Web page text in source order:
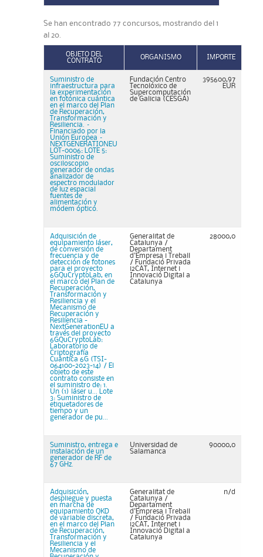
Se han encontrado 77 concursos, mostrando del 1
al 20.
OBJETO DEL
CONTRATO
ORGANISMO IMPORTE
Suministro de
infraestructura para
la experimentación
en fotónica cuántica
en el marco del Plan
de Recuperación,
Transformación y
Resiliencia. –
Financiado por la
Unión Europea –
NEXTGENERATIONEU
LOT-0006: LOTE 5:
Suministro de
osciloscopio
generador de ondas
analizador de
espectro modulador
de luz espacial
fuentes de
alimentación y
módem óptico.
Fundación Centro
Tecnolóxico de
Supercomputación
de Galicia (CESGA)
395600,97
EUR
Adquisición de
equipamiento láser,
de conversión de
frecuencia y de
detección de fotones
para el proyecto
6GQuCryptoLab, en
el marco del Plan de
Recuperación,
Transformación y
Resiliencia y el
Mecanismo de
Recuperación y
Resiliencia -
NextGenerationEU a
través del proyecto
6GQuCryptoLab:
Laboratorio de
Criptografía
Cuántica 6G (TSI-
064100-2023-14) / El
objeto de este
contrato consiste en
el suministro de: 1.
Un (1) láser u... Lote
3: Suministro de
etiquetadores de
tiempo y un
generador de pu...
Generalitat de
Catalunya /
Departament
d'Empresa i Treball
/ Fundació Privada
i2CAT, Internet i
Innovació Digital a
Catalunya
28000,0
Suministro, entrega e
instalación de un
generador de RF de
67 GHz.
Universidad de
Salamanca
90000,0
Adquisición,
despliegue y puesta
en marcha de
equipamiento QKD
de variable discreta,
en el marco del Plan
de Recuperación,
Transformación y
Resiliencia y el
Mecanismo de
Generalitat de
Catalunya /
Departament
d'Empresa i Treball
/ Fundació Privada
i2CAT, Internet i
Innovació Digital a
Catalunya
n/d